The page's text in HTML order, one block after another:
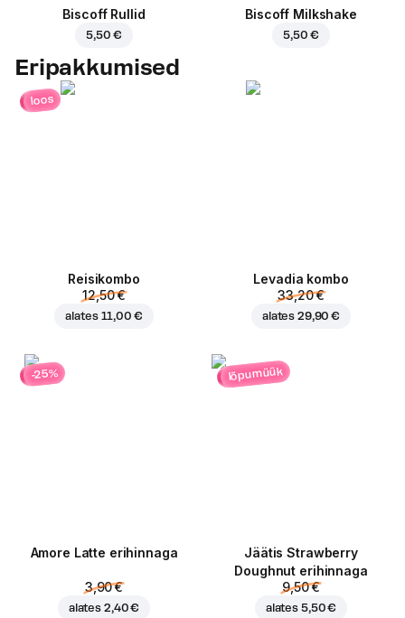
Biscoff Rullid
5,50 €
Biscoff Milkshake
5,50 €
Eripakkumised
loos
Reisikombo
12,50 €
alates 11,00 €
Levadia kombo
33,20 €
alates 29,90 €
-25%
Amore Latte erihinnaga
3,90 €
alates 2,40 €
lõpumüük
Jäätis Strawberry
Doughnut erihinnaga
9,50 €
alates 5,50 €